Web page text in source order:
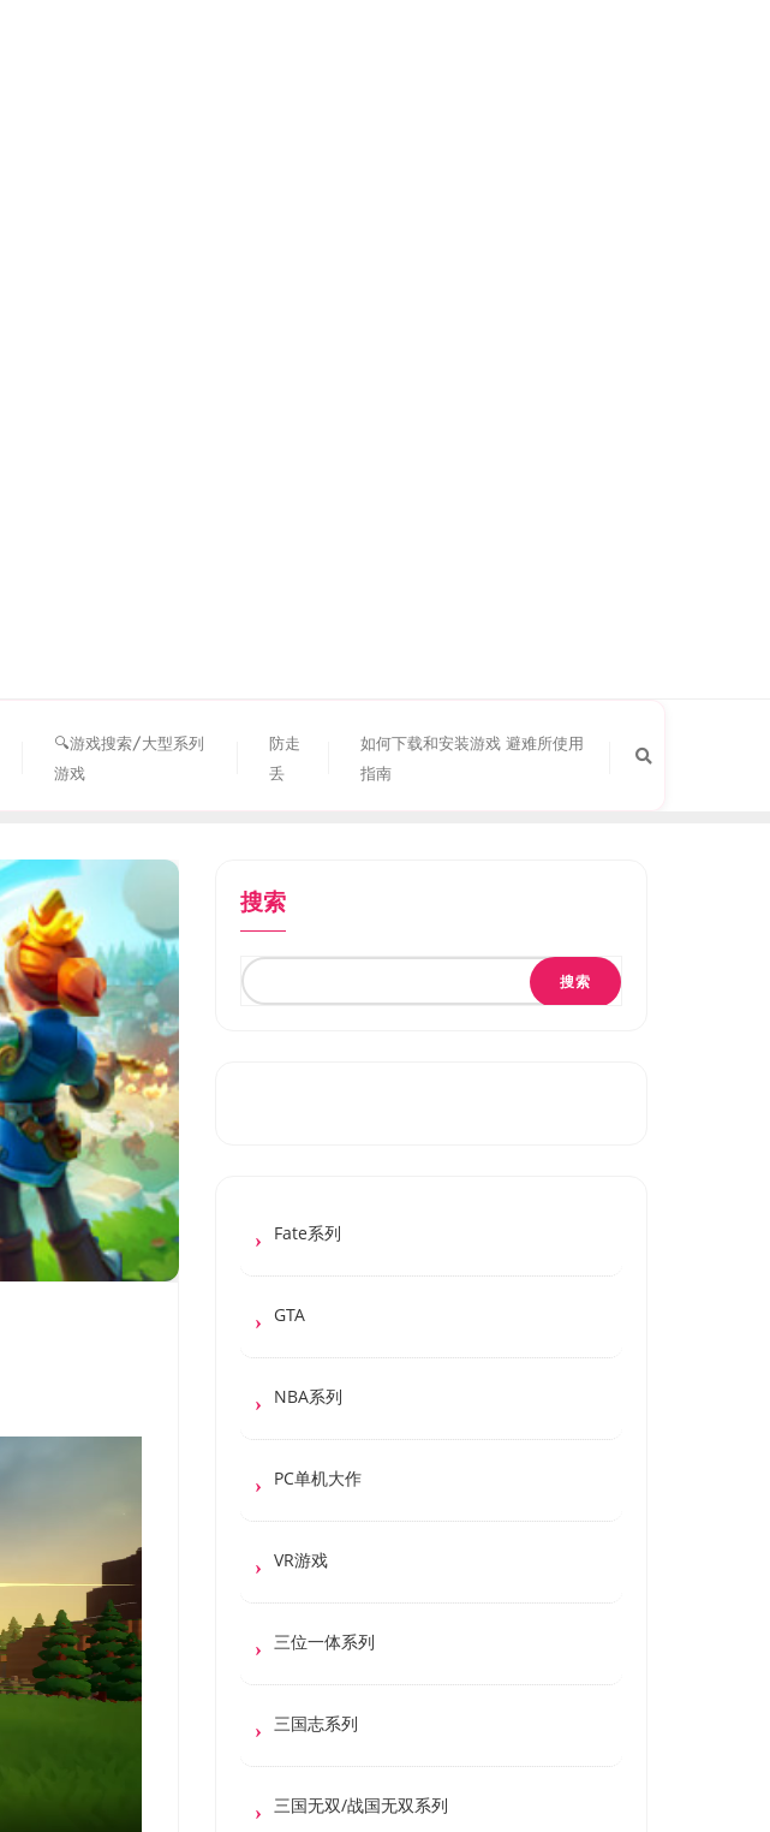
🔍游戏搜索/大型系列
游戏
防走
丢
如何下载和安装游戏 避难所使用
指南
搜索
搜索
Fate系列
GTA
NBA系列
PC单机大作
VR游戏
三位一体系列
三国志系列
三国无双/战国无双系列